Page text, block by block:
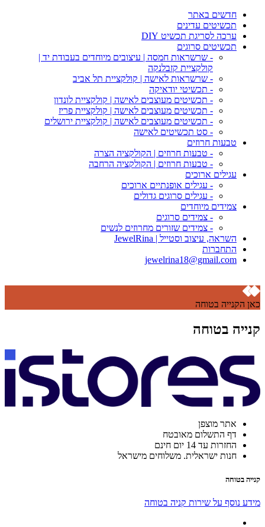
חדשים באתר
תכשיטים עדינים
ערכה לסריגת תכשיט DIY
תכשיטים סרוגים
- שרשראות חמסה | עיצובים מיוחדים בעבודת יד |
קולקציית קזבלנקה
- שרשראות לאישה | קולקציית תל אביב
- תכשיטי יודאיקה
- תכשיטים מעוצבים לאישה | קולקציית לונדון
- תכשיטים מעוצבים לאישה | קולקציית פריז
- תכשיטים מעוצבים לאישה | קולקציית ירושלים
- סט תכשיטים לאישה
טבעות חרוזים
- טבעות חרוזים | הקולקציה הצרה
- טבעות חרוזים | הקולקציה הרחבה
עגילים ארוכים
- עגילים אופנתיים ארוכים
- עגילים סרוגים גדולים
צמידים מיוחדים
- צמידים סרוגים
- צמידים שזורים מחרוזים לנשים
השראה, עיצוב וסטייל | JewelRina
התחברות
jewelrina18@gmail.com
כאן הקנייה בטוחה
קנייה בטוחה
אתר מוצפן
דף התשלום מאובטח
החזרות עד 14 יום חינם
חנות ישראלית. משלוחים מישראל
קנייה בטוחה
מידע נוסף על שירות קניה בטוחה